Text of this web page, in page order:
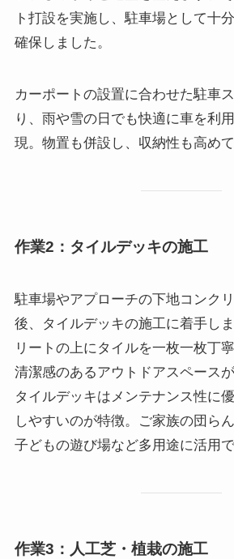
ト打設を実施し、駐車場として十
確保しました。
カーポートの設置に合わせた駐車
り、雨や雪の日でも快適に車を利
現。物置も併設し、収納性も高めて
作業2：タイルデッキの施工
駐車場やアプローチの下地コンク
後、タイルデッキの施工に着手し
リートの上にタイルを一枚一枚丁
清潔感のあるアウトドアスペースが
タイルデッキはメンテナンス性に
しやすいのが特徴。ご家族の団ら
子どもの遊び場など多用途に活用で
作業3：人工芝・植栽の施工